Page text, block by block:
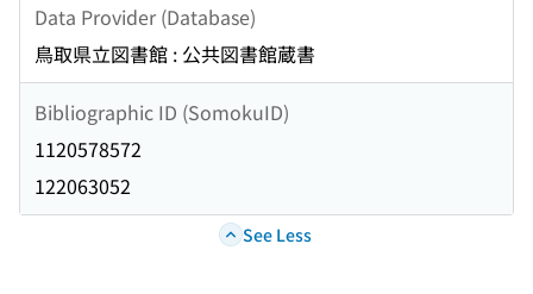
Data Provider (Database)
鳥取県立図書館 : 公共図書館蔵書
Bibliographic ID (SomokuID)
1120578572
122063052
See Less